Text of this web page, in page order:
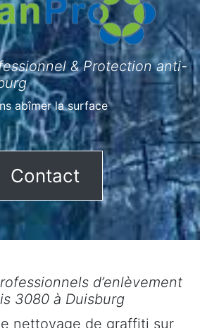
& Protection anti-
abîmer la surface
Contact
d’enlèvement
3080 à Duisburg
nettoyage de graffiti sur